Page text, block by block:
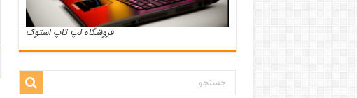
فروشگاه لپ تاپ استوک